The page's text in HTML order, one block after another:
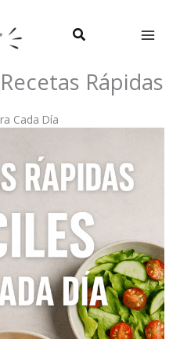
Buscar
Rápidas
Cada Día